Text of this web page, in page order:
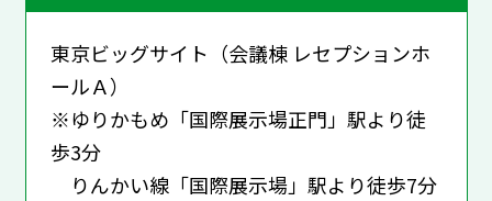
東京ビッグサイト（会議棟 レセプションホ
ールＡ）
※ゆりかもめ「国際展示場正門」駅より徒
歩3分
りんかい線「国際展示場」駅より徒歩7分